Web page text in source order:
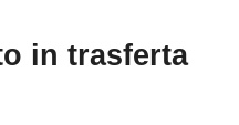
in trasferta